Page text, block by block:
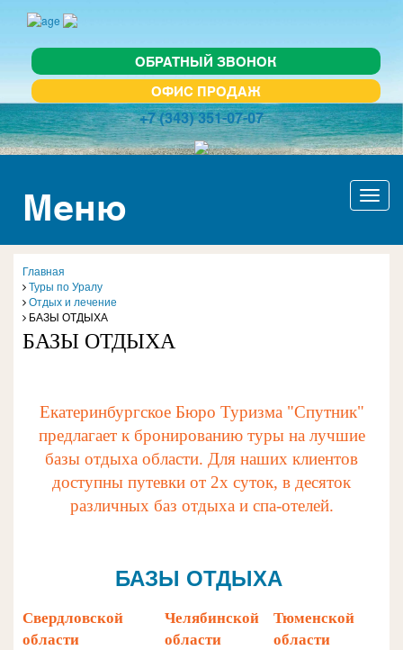
ОБРАТНЫЙ ЗВОНОК
ОФИС ПРОДАЖ
+7 (343) 351-07-07
Меню
Главная
Туры по Уралу
Отдых и лечение
БАЗЫ ОТДЫХА
БАЗЫ ОТДЫХА
Екатеринбургское Бюро Туризма "Спутник"
предлагает к бронированию туры на лучшие
базы отдыха области. Для наших клиентов
доступны путевки от 2х суток, в десяток
различных баз отдыха и спа-отелей.
БАЗЫ ОТДЫХА
Свердловской
области
Челябинской
области
Тюменской
области